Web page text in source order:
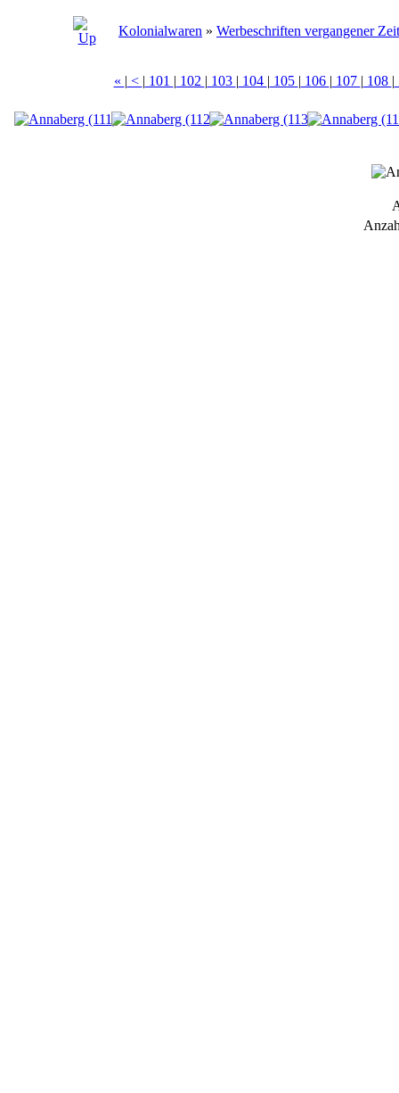
Kolonialwaren » Werbeschriften vergangener
« | < | 101 | 102 | 103 | 104 | 105 | 106 | 107 | 108 |